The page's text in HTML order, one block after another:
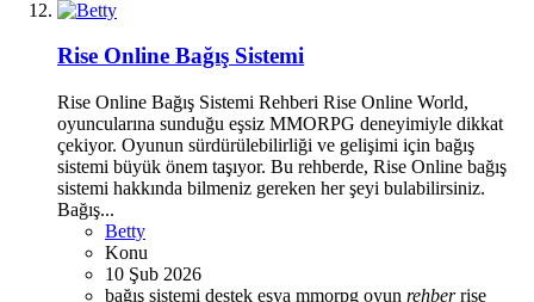
Rise Online Bağış Sistemi
Rise Online Bağış Sistemi Rehberi Rise Online World,
oyuncularına sunduğu eşsiz MMORPG deneyimiyle dikkat
çekiyor. Oyunun sürdürülebilirliği ve gelişimi için bağış
sistemi büyük önem taşıyor. Bu rehberde, Rise Online bağış
sistemi hakkında bilmeniz gereken her şeyi bulabilirsiniz.
Bağış...
Betty
Konu
10 Şub 2026
bağış sistemi destek eşya mmorpg oyun rehber rise